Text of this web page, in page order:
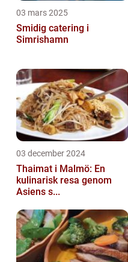
03 mars 2025
Smidig catering i
Simrishamn
03 december 2024
Thaimat i Malmö: En
kulinarisk resa genom
Asiens s...